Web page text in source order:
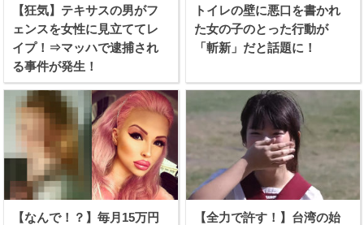
【狂気】テキサスの男がフ
ェンスを女性に見立ててレ
イプ！⇒マッハで逮捕され
る事件が発生！
トイレの壁に悪口を書かれ
た女の子のとった行動が
「斬新」だと話題に！
【なんで！？】毎月15万円
【全力で許す！】台湾の始